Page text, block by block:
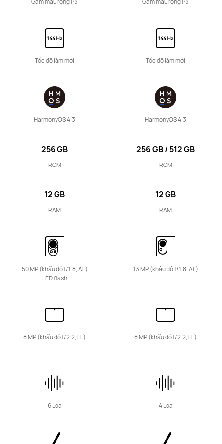
10.4 inches
HUAWEI MatePad
Khám Phá
HUAWEI MatePad 11
HUAWEI MatePad SE Series
Gam màu rộng P3
Tốc độ làm mới
HarmonyOS 4.3
256 GB
ROM
12 GB
RAM
50 MP (khẩu độ f/1.8, AF)
LED flash
8 MP (khẩu độ f/2.2, FF)
6 Loa
Gam màu rộng P3
Tốc độ làm mới
HarmonyOS 4.3
256 GB / 512 GB
ROM
12 GB
RAM
13 MP (khẩu độ f/1.8, AF)
8 MP (khẩu độ f/2.2, FF)
4 Loa